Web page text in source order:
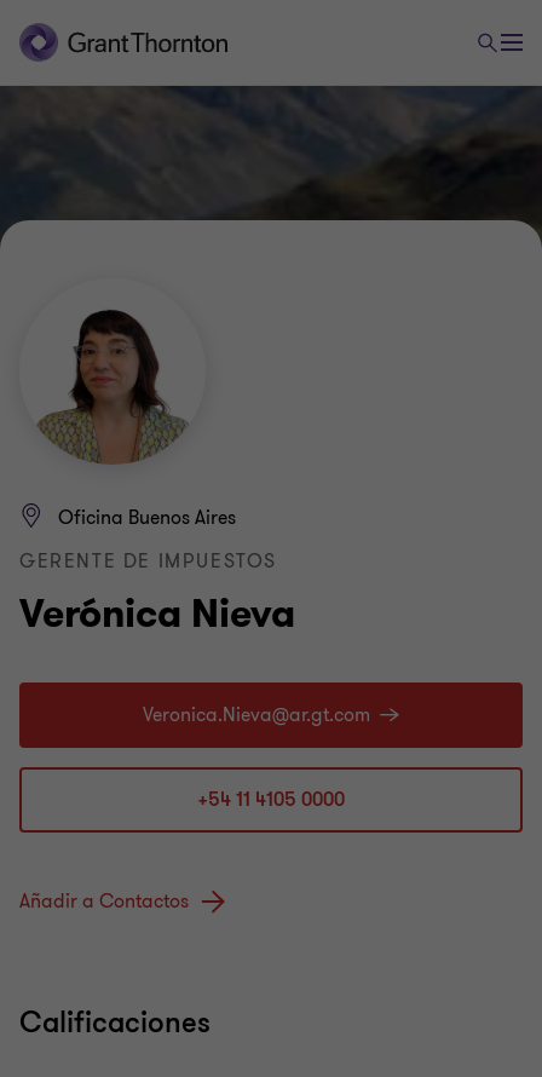
Verónica Nieva
Oficina Buenos Aires
GERENTE DE IMPUESTOS
+54 11 4105 0000
Añadir a Contactos
Calificaciones